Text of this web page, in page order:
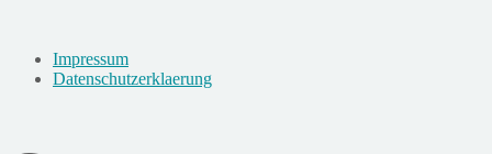
Impressum
Datenschutzerklaerung